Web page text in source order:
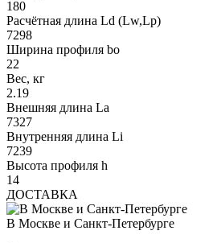
180
Расчётная длина Ld (Lw,Lp)
7298
Ширина профиля bo
22
Вес, кг
2.19
Внешняя длина La
7327
Внутренняя длина Li
7239
Высота профиля h
14
ДОСТАВКА
В Москве и Санкт-Петербурге